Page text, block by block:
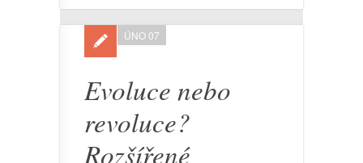
Evoluce nebo
revoluce?
Rozšířené
ÚNO 07